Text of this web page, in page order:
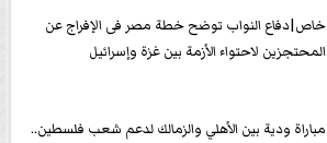
خاص|دفاع النواب توضح خطة مصر فى الإفراج عن
المحتجزين لاحتواء الأزمة بين غزة وإسرائيل
مباراة ودية بين الأهلي والزمالك لدعم شعب فلسطين..